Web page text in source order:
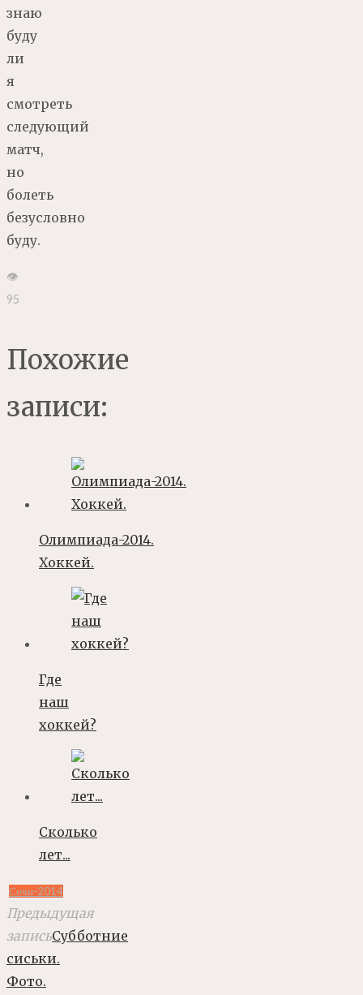
знаю
буду
ли
я
смотреть
следующий
матч,
но
болеть
безусловно
буду.
👁
95
Похожие
записи:
Олимпиада-2014.
Хоккей.
Где
наш
хоккей?
Сколько
лет...
Сочи-2014
Предыдущая
записьСубботние
сиськи.
Фото.